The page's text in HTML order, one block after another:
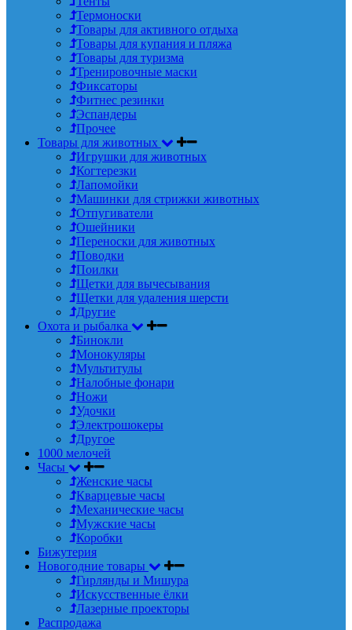
Термоноски
Товары для активного отдыха
Товары для купания и пляжа
Товары для туризма
Тренировочные маски
Фиксаторы
Фитнес резинки
Эспандеры
Прочее
Товары для животных
Игрушки для животных
Когтерезки
Лапомойки
Машинки для стрижки животных
Отпугиватели
Ошейники
Переноски для животных
Поводки
Поилки
Щетки для вычесывания
Щетки для удаления шерсти
Другие
Охота и рыбалка
Бинокли
Монокуляры
Мультитулы
Налобные фонари
Ножи
Удочки
Электрошокеры
Другое
1000 мелочей
Часы
Женские часы
Кварцевые часы
Механические часы
Мужские часы
Коробки
Бижутерия
Новогодние товары
Гирлянды и Мишура
Искусственные ёлки
Лазерные проекторы
Распродажа